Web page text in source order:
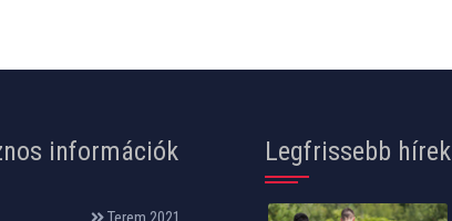
információk Legfrissebb hírek